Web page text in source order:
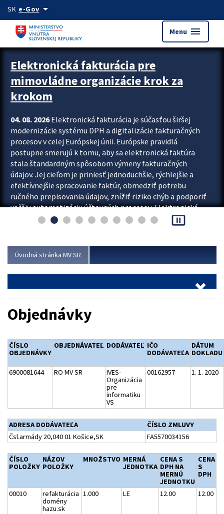
Preskocit na hlavný obsah
SK e-Govarrow_drop_down
Menu menu
Zastavit automatický posun upútavok
Elektronická fakturácia pre
mimovládne organizácie krok za
krokom
04. 08. 2026Elektronická fakturácia je súčasťou širšej
modernizácie systému DPH a digitalizácie fakturačných
procesov v celej Európskej únii. Európske pravidlá
postupne smerujú k tomu, aby sa elektronická faktúra
stala štandardným spôsobom výmeny fakturačných
údajov. Jej cieľom je priniesť jednoduchšie, rýchlejšie a
efektívnejšie spracovanie faktúr, obmedziť potrebu
ručného prepisovania údajov, znížiť riziko chýb a podporiť
väčšiu automatizáciu účtovných procesov. Elektronická
fakturácia preto nepredstavuje...
pause_presentation
Úvodná stránka MV SR
Objednávky
ČÍSLO
OBJEDNÁVKY
OBJEDNÁVATEĽ DODÁVATEĽ IČO
DODÁVATEĽA
DÁTUM
DOKLADU
6900081644 RO MV SR
IVES-
Organizácia
pre
informatiku
VS
00162957 1. 1. 2020
ADRESA DODÁVATEĽA
ČÍSLO ZMLUVY
Čsl.armády 20,040 01 Košice,SK
FA5570034156
ČÍSLO
POLOŽKY
NÁZOV
POLOŽKY
MNOŽSTVO MERNÁ
JEDNOTKA
CENA S
DPH NA
MERNÚ
JEDNOTKU
CENA
S
DPH
00010
refakturácia
domény
hazu.sk
1.000 LE 12.00 12.00